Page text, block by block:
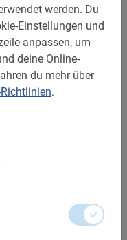
werden. Du
Einstellungen und
anpassen, um
deine Online-
du mehr über
.
bis zu 24